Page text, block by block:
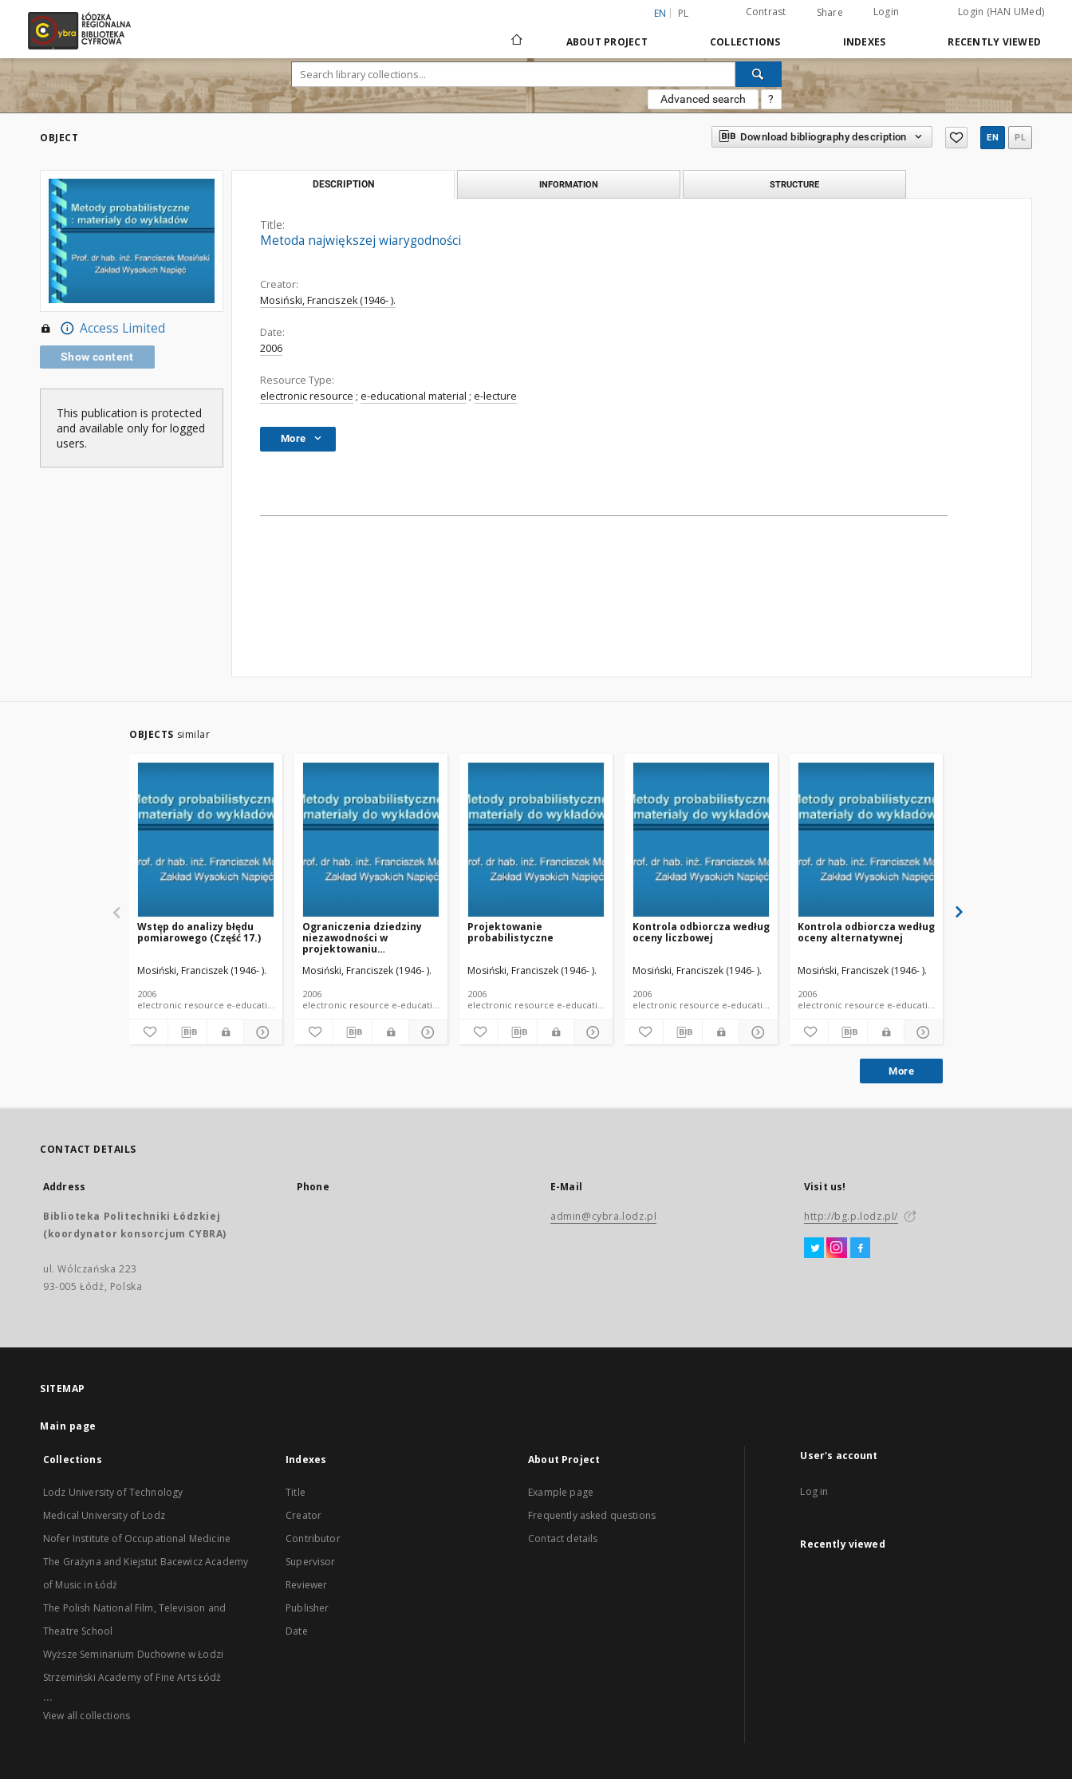
EN PL Contrast Share Login Login (HAN UMed)
ABOUT PROJECT COLLECTIONS INDEXES RECENTLY VIEWED
Advanced search ?
OBJECT Download bibliography description EN PL
Access Limited
Show content
This publication is protected
and available only for logged
users.
DESCRIPTION INFORMATION STRUCTURE
Title:
Metoda największej wiarygodności
Creator:
Mosiński, Franciszek (1946- ).
Date:
2006
Resource Type:
electronic resource ; e-educational material ; e-lecture
More
OBJECTS similar
Wstęp do analizy błędu
pomiarowego (Część 17.)
Mosiński, Franciszek (1946- ).
2006
electronic resource e-educational material e-lecture
Ograniczenia dziedziny
niezawodności w
projektowaniu
Ograniczenia dziedziny
projektowaniu
probabilistycznym)
Mosiński, Franciszek (1946- ).
2006
electronic resource e-educational material e-lecture
Projektowanie
probabilistyczne
Mosiński, Franciszek (1946- ).
2006
electronic resource e-educational material e-lecture
Kontrola odbiorcza według
oceny liczbowej
Mosiński, Franciszek (1946- ).
2006
electronic resource e-educational material e-lecture
Kontrola odbiorcza według
oceny alternatywnej
Mosiński, Franciszek (1946- ).
2006
More
CONTACT DETAILS
Address
Biblioteka Politechniki Łódzkiej
(koordynator konsorcjum CYBRA)
ul. Wólczańska 223
93-005 Łódź, Polska
Phone E-Mail
admin@cybra.lodz.pl
Visit us!
http://bg.p.lodz.pl/
SITEMAP
Main page
Collections
Lodz University of Technology
Medical University of Lodz
Nofer Institute of Occupational Medicine
The Grażyna and Kiejstut Bacewicz Academy
of Music in Łódź
The Polish National Film, Television and
Theatre School
Wyższe Seminarium Duchowne w Łodzi
Strzemiński Academy of Fine Arts Łódź
...
View all collections
Indexes
Title
Creator
Contributor
Supervisor
Reviewer
Publisher
Date
About Project
Example page
Frequently asked questions
Contact details
User's account
Log in
Recently viewed